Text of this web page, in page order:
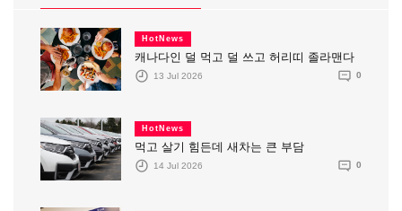
HotNews
캐나다인 덜 먹고 덜 쓰고 허리띠 졸라맨다
13 Jul 2026 0
HotNews
먹고 살기 힘든데 새차는 큰 부담
14 Jul 2026 0